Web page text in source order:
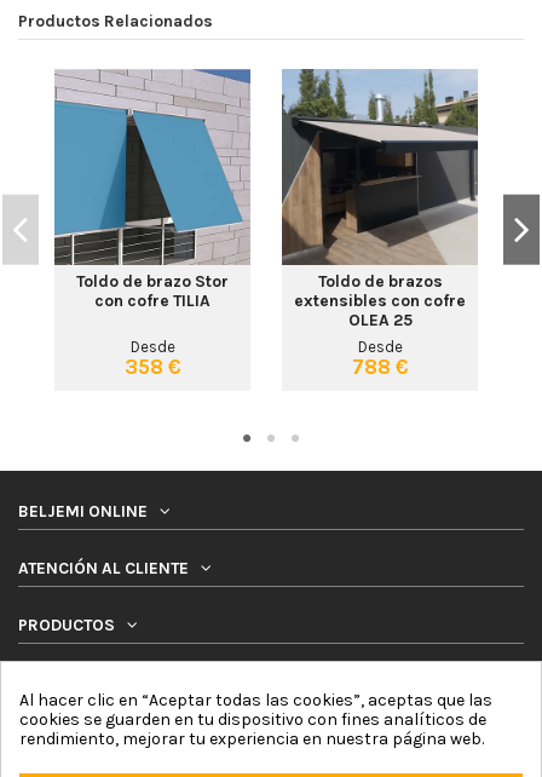
Productos Relacionados
Toldo de brazo Stor
con cofre TILIA
Desde
358 €
Toldo de brazos
extensibles con cofre
OLEA 25
Desde
788 €
BELJEMI ONLINE
ATENCIÓN AL CLIENTE
PRODUCTOS
NEWSLETTER
Al hacer clic en “Aceptar todas las cookies”, aceptas que las
cookies se guarden en tu dispositivo con fines analíticos de
rendimiento, mejorar tu experiencia en nuestra página web.